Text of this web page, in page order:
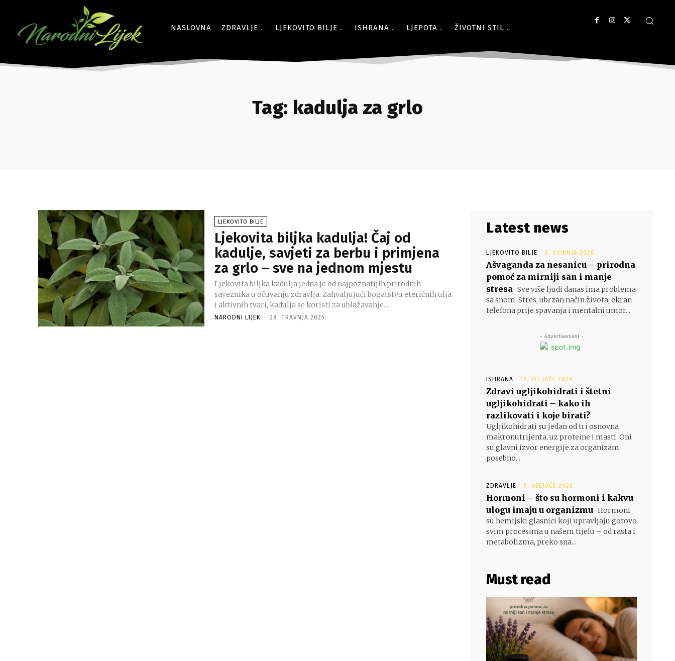
NASLOVNA ZDRAVLJE LJEKOVITO BILJE ISHRANA LJEPOTA ŽIVOTNI STIL
Tag: kadulja za grlo
LJEKOVITO BILJE
Ljekovita biljka kadulja! Čaj od
kadulje, savjeti za berbu i primjena
za grlo – sve na jednom mjestu
Ljekovita biljka kadulja jedna je od najpoznatijih prirodnih
saveznika u očuvanju zdravlja. Zahvaljujući bogatstvu eteričnih ulja
i aktivnih tvari, kadulja se koristi za ublažavanje...
NARODNI LIJEK - 28. TRAVNJA 2025.
Latest news
LJEKOVITO BILJE 6. SVIBNJA 2026.
Ašvaganda za nesanicu – prirodna
pomoć za mirniji san i manje
stresa Sve više ljudi danas ima problema
sa snom. Stres, ubrzan način života, ekran
telefona prije spavanja i mentalni umor...
- Advertisement -
ISHRANA 12. VELJAČE 2026.
Zdravi ugljikohidrati i štetni
ugljikohidrati – kako ih
razlikovati i koje birati?
Ugljikohidrati su jedan od tri osnovna
makronutrijenta, uz proteine i masti. Oni
su glavni izvor energije za organizam,
posebno...
ZDRAVLJE 9. VELJAČE 2026.
Hormoni – što su hormoni i kakvu
ulogu imaju u organizmu Hormoni
su hemijski glasnici koji upravljaju gotovo
svim procesima u našem tijelu – od rasta i
metabolizma, preko sna...
Must read